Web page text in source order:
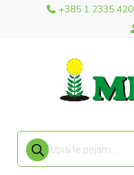
+385 1 2335 420
Products search